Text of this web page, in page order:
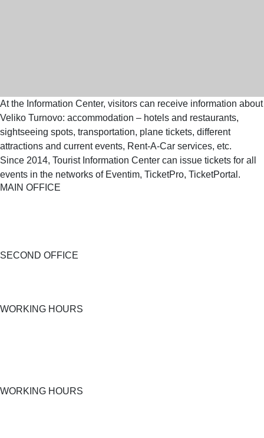
At the Information Center, visitors can receive information about
Veliko Turnovo: accommodation – hotels and restaurants,
sightseeing spots, transportation, plane tickets, different
attractions and current events, Rent-A-Car services, etc.
Since 2014, Tourist Information Center can issue tickets for all
events in the networks of Eventim, TicketPro, TicketPortal.
MAIN OFFICE
SECOND OFFICE
WORKING HOURS
WORKING HOURS